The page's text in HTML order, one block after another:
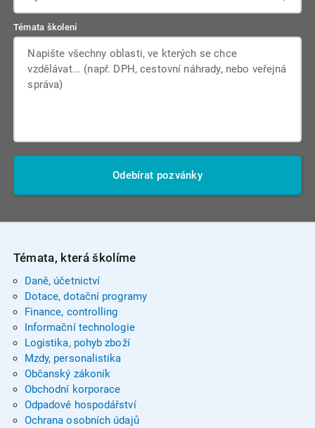
Témata školení
Odebírat pozvánky
Témata, která školíme
Daně, účetnictví
Dotace, dotační programy
Finance, controlling
Informační technologie
Logistika, pohyb zboží
Mzdy, personalistika
Občanský zákoník
Obchodní korporace
Odpadové hospodářství
Ochrana osobních údajů